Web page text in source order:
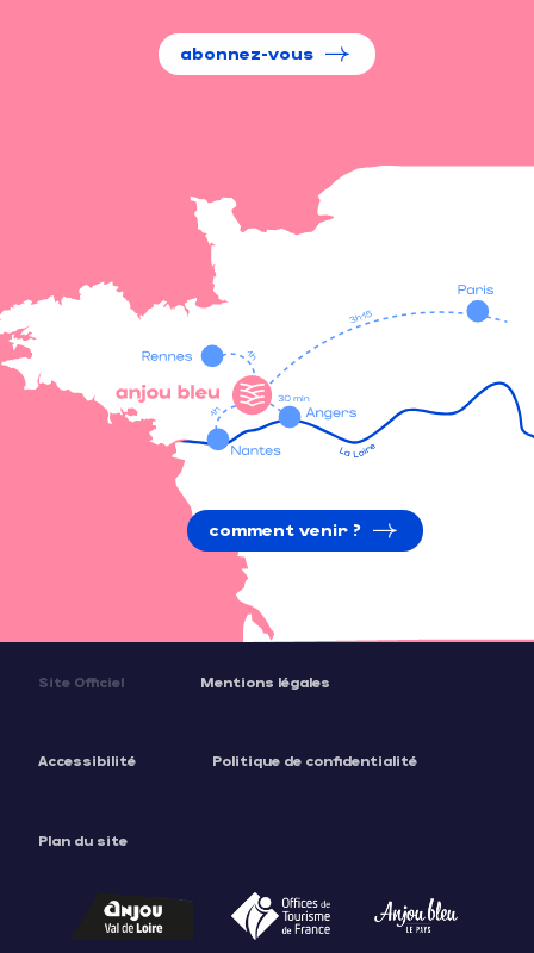
abonnez-vous
comment venir ?
Site Officiel Mentions légales
Accessibilité Politique de confidentialité
Plan du site